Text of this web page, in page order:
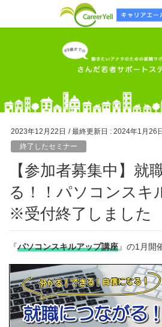
2023年12月22日 / 最終更新日 : 2024年1月26日
終了したセミナー
【参加者募集中】就職につなが
る！！パソコンスキ
※受付終了しました
『パソコンスキルアップ講座』の1月開